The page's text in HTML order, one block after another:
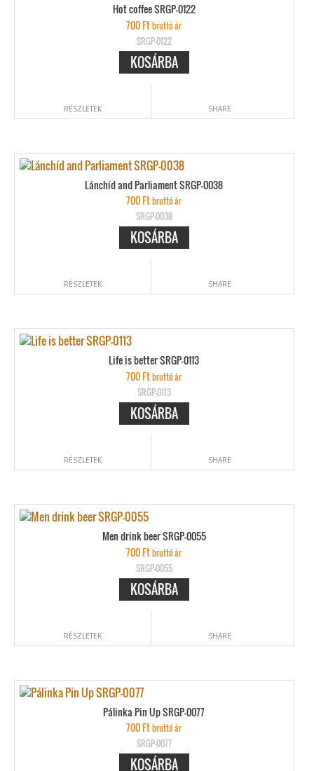
Hot coffee SRGP-0122
700Ftbruttó ár
SRGP-0122
KOSÁRBA
RÉSZLETEK SHARE
Lánchíd and Parliament SRGP-0038
700Ftbruttó ár
SRGP-0038
KOSÁRBA
RÉSZLETEK SHARE
Life is better SRGP-0113
700Ftbruttó ár
SRGP-0113
KOSÁRBA
RÉSZLETEK SHARE
Men drink beer SRGP-0055
700Ftbruttó ár
SRGP-0055
KOSÁRBA
RÉSZLETEK SHARE
Pálinka Pin Up SRGP-0077
700Ftbruttó ár
SRGP-0077
KOSÁRBA